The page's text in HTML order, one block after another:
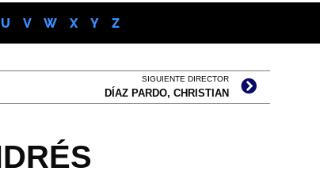
U V W X Y Z
SIGUIENTE DIRECTOR
DÍAZ PARDO, CHRISTIAN